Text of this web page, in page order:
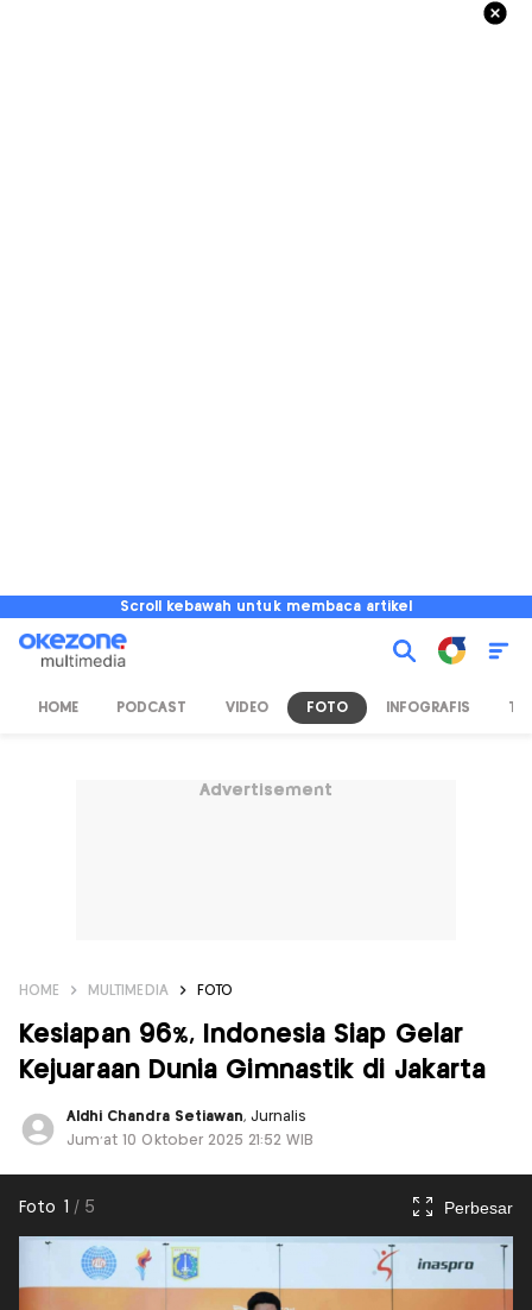
Scroll kebawah untuk membaca artikel
HOME PODCAST VIDEO FOTO INFOGRAFIS TV
Advertisement
HOME MULTIMEDIA FOTO
Kesiapan 96%, Indonesia Siap Gelar
Kejuaraan Dunia Gimnastik di Jakarta
Aldhi Chandra Setiawan, Jurnalis
Jum'at 10 Oktober 2025 21:52 WIB
Foto 1 / 5 Perbesar